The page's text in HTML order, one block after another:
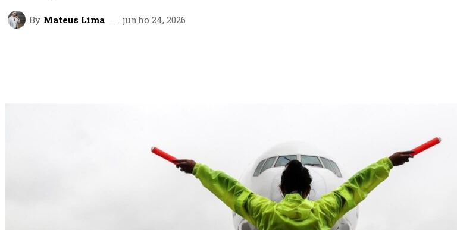
By Mateus Lima junho 24, 2026